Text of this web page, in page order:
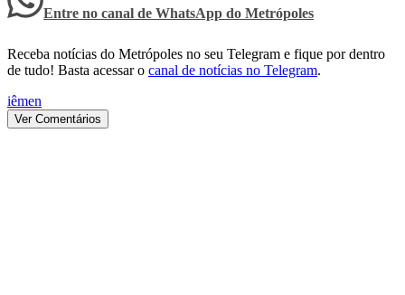
Entre no canal de WhatsApp do Metrópoles
Receba notícias do Metrópoles no seu Telegram e fique por dentro
de tudo! Basta acessar o canal de notícias no Telegram.
iêmen
Ver Comentários